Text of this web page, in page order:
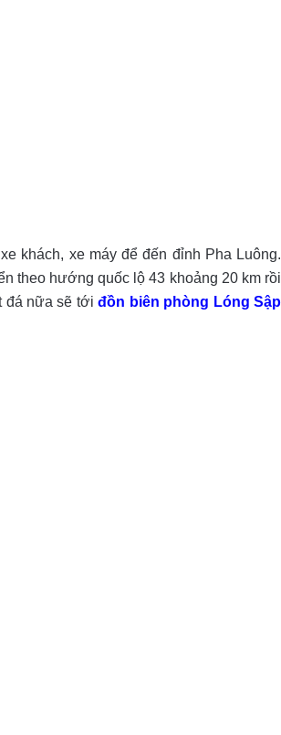
khách, xe máy để đến đỉnh Pha Luông.
theo hướng quốc lộ 43 khoảng 20 km rồi
đá nữa sẽ tớiđồn biên phòng Lóng Sập